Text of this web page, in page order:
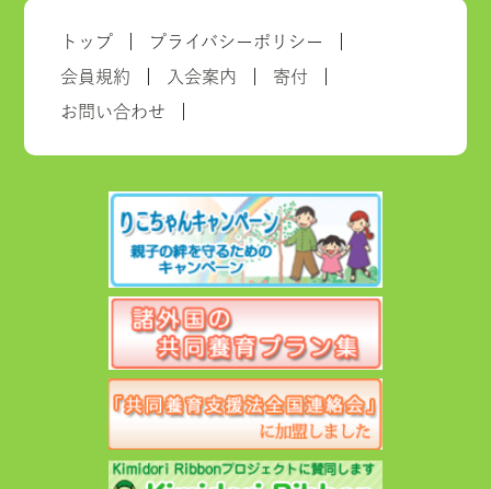
トップ プライバシーポリシー
会員規約 入会案内 寄付
お問い合わせ